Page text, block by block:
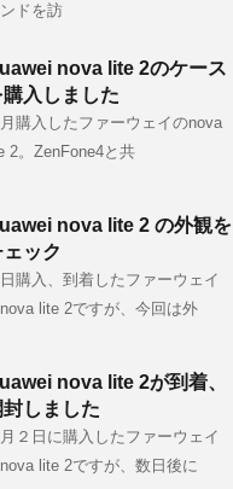
ドを訪
nova lite 2のケース
購入しました
購入したファーウェイのnova
2。ZenFone4と共
nova lite 2 の外観を
ック
購入、到着したファーウェイ
lite 2ですが、今回は外
nova lite 2が到着、
封しました
月２日に購入したファーウェイ
lite 2ですが、数日後に